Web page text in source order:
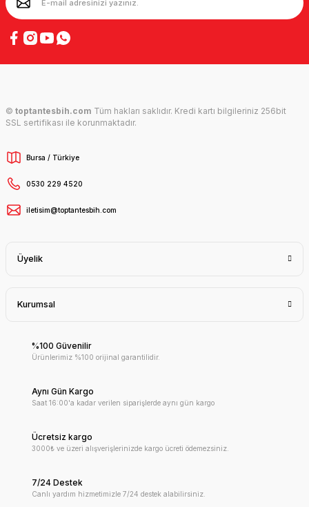
© toptantesbih.com Tüm hakları saklıdır. Kredi kartı bilgileriniz 256bit
SSL sertifikası ile korunmaktadır.
Bursa / Türkiye
0530 229 4520
iletisim@toptantesbih.com
Üyelik
Kurumsal
%100 Güvenilir
Ürünlerimiz %100 orijinal garantilidir.
Aynı Gün Kargo
Saat 16:00'a kadar verilen siparişlerde aynı gün kargo
Ücretsiz kargo
3000₺ ve üzeri alışverişlerinizde kargo ücreti ödemezsiniz.
7/24 Destek
Canlı yardım hizmetimizle 7/24 destek alabilirsiniz.